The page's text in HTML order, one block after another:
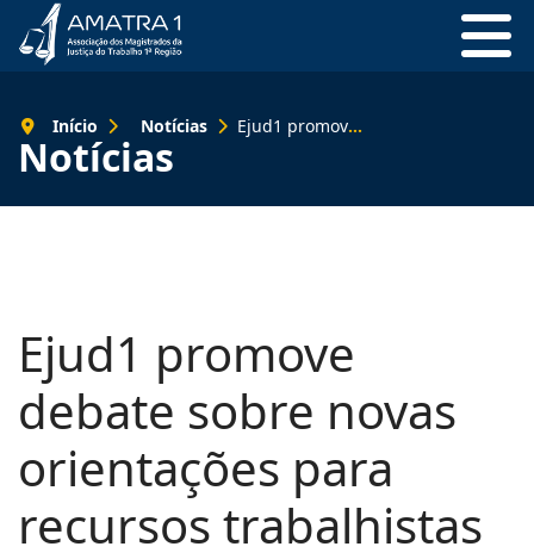
Notícias
Início Notícias Ejud1 promove debate sobre novas orientações para recursos trabalhistas
Ejud1 promove
debate sobre novas
orientações para
recursos trabalhistas